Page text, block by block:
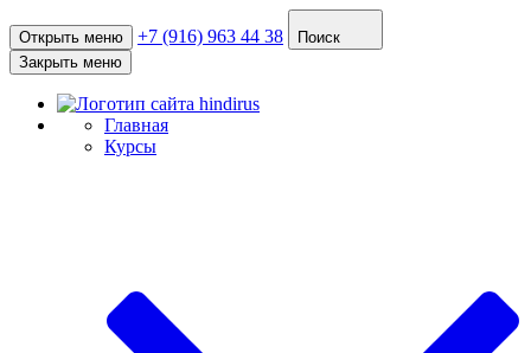
Открыть меню +7 (916) 963 44 38
Поиск
Закрыть меню
Главная
Курсы